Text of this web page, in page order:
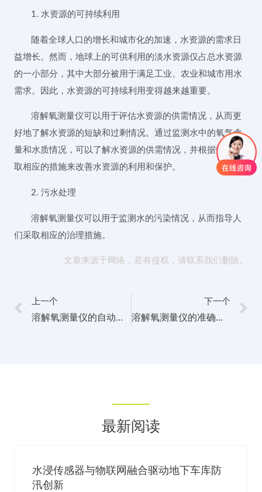
1. 水资源的可持续利用
随着全球人口的增长和城市化的加速，水资源的需求日
益增长。然而，地球上的可供利用的淡水资源仅占总水资源
的一小部分，其中大部分被用于满足工业、农业和城市用水
需求。因此，水资源的可持续利用变得越来越重要。
溶解氧测量仪可以用于评估水资源的供需情况，从而更
好地了解水资源的短缺和过剩情况。通过监测水中的氧气含
量和水质情况，可以了解水资源的供需情况，并根据情况采
取相应的措施来改善水资源的利用和保护。
2. 污水处理
溶解氧测量仪可以用于监测水的污染情况，从而指导人
们采取相应的治理措施。
文章来源于网络，若有侵权，请联系我们删除。
上一个
溶解氧测量仪的自动化监测与远程数据传输优化探索
下一个
溶解氧测量仪的准确性与稳定性
最新阅读
水浸传感器与物联网融合驱动地下车库防
汛创新